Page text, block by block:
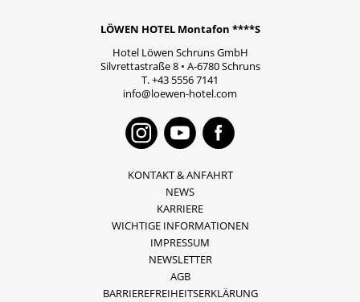
LÖWEN HOTEL Montafon ****S
Hotel Löwen Schruns GmbH
Silvrettastraße 8• A-6780Schruns
T.+43 5556 7141
info@loewen-hotel.com
Instagram
Youtube
KONTAKT & ANFAHRT
NEWS
KARRIERE
WICHTIGE INFORMATIONEN
IMPRESSUM
NEWSLETTER
AGB
BARRIEREFREIHEITSERKLÄRUNG